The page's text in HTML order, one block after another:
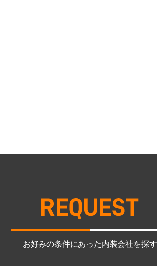
お好みの条件にあった内装会社を探す